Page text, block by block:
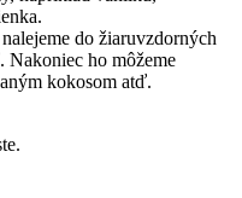
do žiaruvzdorných
Nakoniec ho môžeme
kokosom atď.